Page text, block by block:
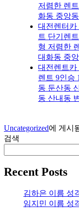
저렴한 렌
화동 중앙
대전렌터카
트 단기렌
형 저렴한
대화동 중
대전렌트카
렌트 9인승
동 둔산동
동 산내동
Uncategorized에 게시
검색
Recent Posts
김하은 이름 성
임지민 이름 성